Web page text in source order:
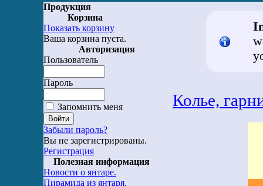
Продукция
Корзина
Показать корзину
Ваша корзина пуста.
Авторизация
Пользователь
Пароль
Запомнить меня
Забыли пароль?
Вы не зарегистрированы.
Регистрация
Полезная информация
Новости о янтаре.
Пирамида из янтаря.
Колье,